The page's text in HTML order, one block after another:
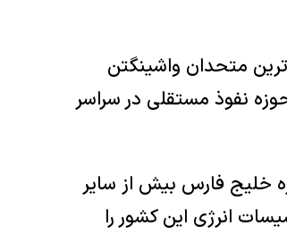
متحدان واشینگتن
نفوذ مستقلی در سراسر
خلیج فارس بیش از سایر
انرژی این کشور را